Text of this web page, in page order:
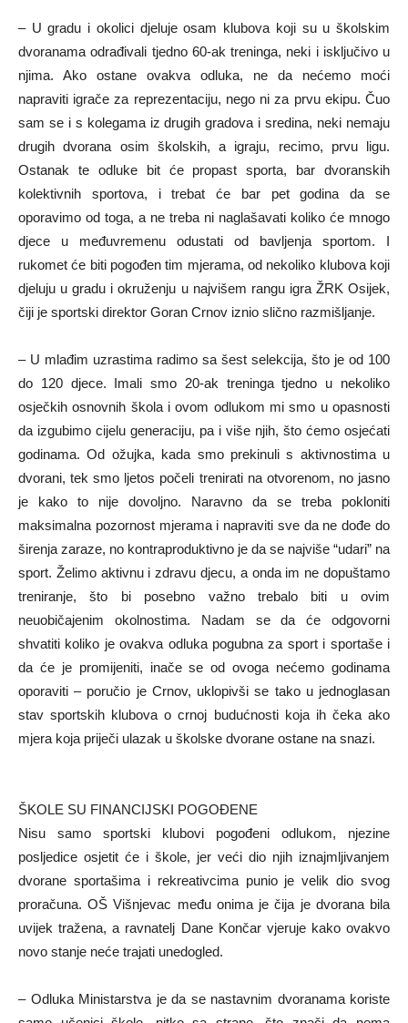
– U gradu i okolici djeluje osam klubova koji su u školskim
dvoranama odrađivali tjedno 60-ak treninga, neki i isključivo u
njima. Ako ostane ovakva odluka, ne da nećemo moći
napraviti igrače za reprezentaciju, nego ni za prvu ekipu. Čuo
sam se i s kolegama iz drugih gradova i sredina, neki nemaju
drugih dvorana osim školskih, a igraju, recimo, prvu ligu.
Ostanak te odluke bit će propast sporta, bar dvoranskih
kolektivnih sportova, i trebat će bar pet godina da se
oporavimo od toga, a ne treba ni naglašavati koliko će mnogo
djece u međuvremenu odustati od bavljenja sportom. I
rukomet će biti pogođen tim mjerama, od nekoliko klubova koji
djeluju u gradu i okruženju u najvišem rangu igra ŽRK Osijek,
čiji je sportski direktor Goran Crnov iznio slično razmišljanje.
– U mlađim uzrastima radimo sa šest selekcija, što je od 100
do 120 djece. Imali smo 20-ak treninga tjedno u nekoliko
osječkih osnovnih škola i ovom odlukom mi smo u opasnosti
da izgubimo cijelu generaciju, pa i više njih, što ćemo osjećati
godinama. Od ožujka, kada smo prekinuli s aktivnostima u
dvorani, tek smo ljetos počeli trenirati na otvorenom, no jasno
je kako to nije dovoljno. Naravno da se treba pokloniti
maksimalna pozornost mjerama i napraviti sve da ne dođe do
širenja zaraze, no kontraproduktivno je da se najviše “udari” na
sport. Želimo aktivnu i zdravu djecu, a onda im ne dopuštamo
treniranje, što bi posebno važno trebalo biti u ovim
neuobičajenim okolnostima. Nadam se da će odgovorni
shvatiti koliko je ovakva odluka pogubna za sport i sportaše i
da će je promijeniti, inače se od ovoga nećemo godinama
oporaviti – poručio je Crnov, uklopivši se tako u jednoglasan
stav sportskih klubova o crnoj budućnosti koja ih čeka ako
mjera koja priječi ulazak u školske dvorane ostane na snazi.
ŠKOLE SU FINANCIJSKI POGOĐENE
Nisu samo sportski klubovi pogođeni odlukom, njezine
posljedice osjetit će i škole, jer veći dio njih iznajmljivanjem
dvorane sportašima i rekreativcima punio je velik dio svog
proračuna. OŠ Višnjevac među onima je čija je dvorana bila
uvijek tražena, a ravnatelj Dane Končar vjeruje kako ovakvo
novo stanje neće trajati unedogled.
– Odluka Ministarstva je da se nastavnim dvoranama koriste